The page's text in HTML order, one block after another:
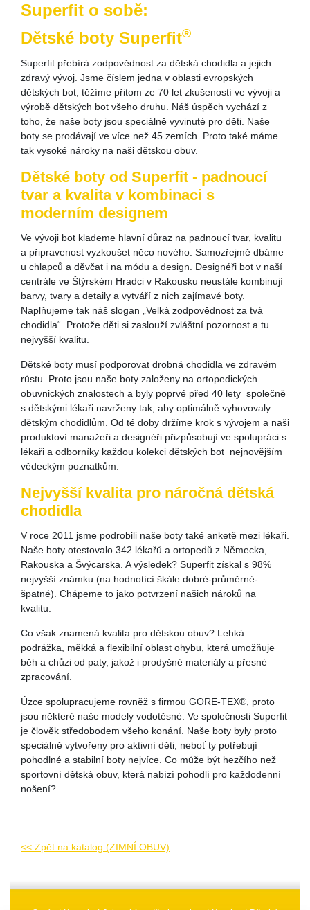
Superfit o sobě:
Dětské boty Superfit®
Superfit přebírá zodpovědnost za dětská chodidla a jejich
zdravý vývoj. Jsme číslem jedna v oblasti evropských
dětských bot, těžíme přitom ze 70 let zkušeností ve vývoji a
výrobě dětských bot všeho druhu. Náš úspěch vychází z
toho, že naše boty jsou speciálně vyvinuté pro děti. Naše
boty se prodávají ve více než 45 zemích. Proto také máme
tak vysoké nároky na naši dětskou obuv.
Dětské boty od Superfit - padnoucí
tvar a kvalita v kombinaci s
moderním designem
Ve vývoji bot klademe hlavní důraz na padnoucí tvar, kvalitu
a připravenost vyzkoušet něco nového. Samozřejmě dbáme
u chlapců a děvčat i na módu a design. Designéři bot v naší
centrále ve Štýrském Hradci v Rakousku neustále kombinují
barvy, tvary a detaily a vytváří z nich zajímavé boty.
Naplňujeme tak náš slogan „Velká zodpovědnost za tvá
chodidla“. Protože děti si zaslouží zvláštní pozornost a tu
nejvyšší kvalitu.
Dětské boty musí podporovat drobná chodidla ve zdravém
růstu. Proto jsou naše boty založeny na ortopedických
obuvnických znalostech a byly poprvé před 40 lety společně
s dětskými lékaři navrženy tak, aby optimálně vyhovovaly
dětským chodidlům. Od té doby držíme krok s vývojem a naši
produktoví manažeři a designéři přizpůsobují ve spolupráci s
lékaři a odborníky každou kolekci dětských bot nejnovějším
vědeckým poznatkům.
Nejvyšší kvalita pro náročná dětská
chodidla
V roce 2011 jsme podrobili naše boty také anketě mezi lékaři.
Naše boty otestovalo 342 lékařů a ortopedů z Německa,
Rakouska a Švýcarska. A výsledek? Superfit získal s 98%
nejvyšší známku (na hodnotící škále dobré-průměrné-
špatné). Chápeme to jako potvrzení našich nároků na
kvalitu.
Co však znamená kvalita pro dětskou obuv? Lehká
podrážka, měkká a flexibilní oblast ohybu, která umožňuje
běh a chůzi od paty, jakož i prodyšné materiály a přesné
zpracování.
Úzce spolupracujeme rovněž s firmou GORE-TEX®, proto
jsou některé naše modely vodotěsné. Ve společnosti Superfit
je člověk středobodem všeho konání. Naše boty byly proto
speciálně vytvořeny pro aktivní děti, neboť ty potřebují
pohodlné a stabilní boty nejvíce. Co může být hezčího než
sportovní dětská obuv, která nabízí pohodlí pro každodenní
nošení?
<< Zpět na katalog (ZIMNÍ OBUV)